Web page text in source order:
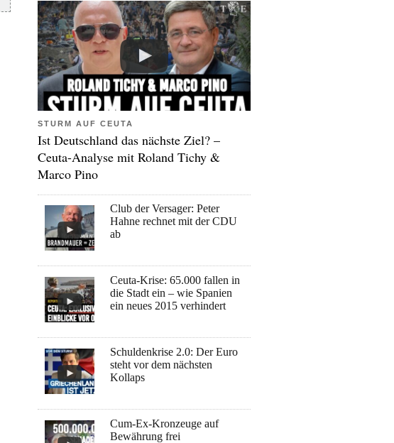
STURM AUF CEUTA
Ist Deutschland das nächste Ziel? –
Ceuta-Analyse mit Roland Tichy &
Marco Pino
Club der Versager: Peter
Hahne rechnet mit der CDU
ab
Ceuta-Krise: 65.000 fallen in
die Stadt ein – wie Spanien
ein neues 2015 verhindert
Schuldenkrise 2.0: Der Euro
steht vor dem nächsten
Kollaps
Cum-Ex-Kronzeuge auf
Bewährung frei